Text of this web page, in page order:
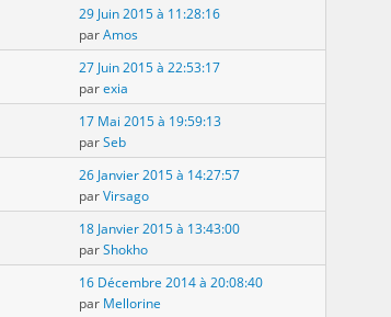
29 Juin 2015 à 11:28:16
parAmos
27 Juin 2015 à 22:53:17
parexia
17 Mai 2015 à 19:59:13
parSeb
26 Janvier 2015 à 14:27:57
parVirsago
18 Janvier 2015 à 13:43:00
parShokho
16 Décembre 2014 à 20:08:40
par Mellorine